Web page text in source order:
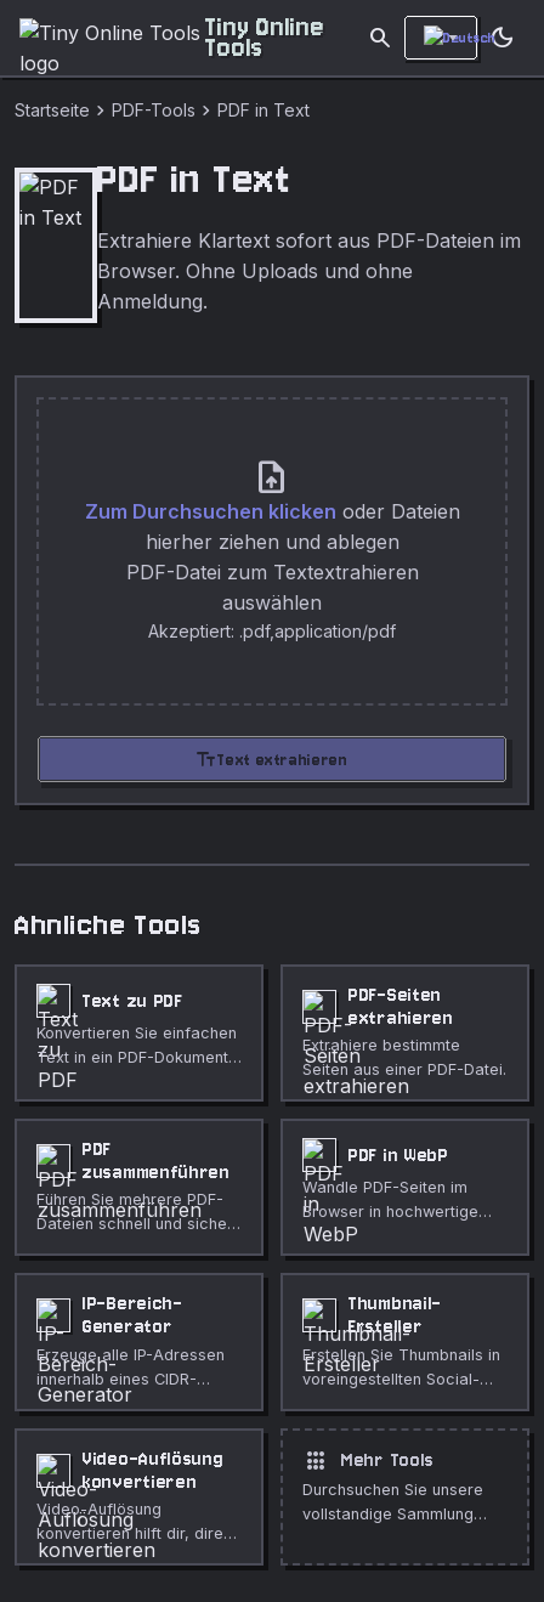
Tiny Online
Tools search dark_mode
Startseite chevron_right PDF-Tools chevron_right PDF in Text
PDF in Text
Extrahiere Klartext sofort aus PDF-Dateien im
Browser. Ohne Uploads und ohne
Anmeldung.
upload_file
Zum Durchsuchen klicken oder Dateien
hierher ziehen und ablegen
PDF-Datei zum Textextrahieren
auswählen
Akzeptiert: .pdf,application/pdf
text_fieldsText extrahieren
Ahnliche Tools
Text zu PDF
Konvertieren Sie einfachen
Text in ein PDF-Dokument
mit anpassbarer Schriftart,
Größe und Seitenlayout.
PDF-Seiten
extrahieren
Extrahiere bestimmte
Seiten aus einer PDF-Datei.
PDF
zusammenführen
Führen Sie mehrere PDF-
Dateien schnell und sicher
Dokument zusammen.
PDF in WebP
Wandle PDF-Seiten im
Browser in hochwertige
WebP-Bilder um.
IP-Bereich-
Generator
Erzeuge alle IP-Adressen
innerhalb eines CIDR-
Blocks oder eines
benutzerdefinierten IP-
Bereichs.
Thumbnail-
Ersteller
Erstellen Sie Thumbnails in
voreingestellten Social-
benutzerdefinierten
Abmessungen.
Video-Auflösung
konvertieren
Video-Auflösung
konvertieren hilft dir, direkt
im Browser Videos auf
apps Mehr Tools
Durchsuchen Sie unsere
vollstandige Sammlung